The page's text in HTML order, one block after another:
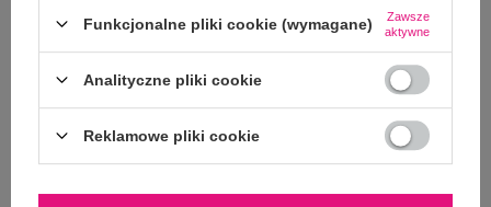
ZWROTY I REKLAMACJE
Funkcjonalne pliki cookie (wymagane)
Zawsze
aktywne
Analityczne pliki cookie
Reklamowe pliki cookie